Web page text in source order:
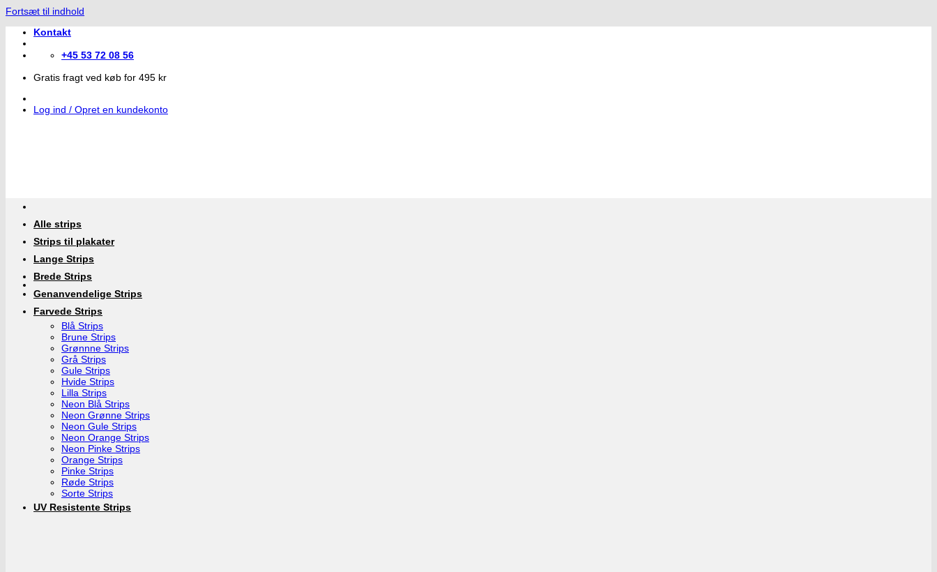
Fortsæt til indhold
Kontakt
+45 53 72 08 56
Gratis fragt ved køb for 495 kr
Log ind / Opret en kundekonto
Alle strips
Strips til plakater
Lange Strips
Brede Strips
Genanvendelige Strips
Farvede Strips
Blå Strips
Brune Strips
Grønnne Strips
Grå Strips
Gule Strips
Hvide Strips
Lilla Strips
Neon Blå Strips
Neon Grønne Strips
Neon Gule Strips
Neon Orange Strips
Neon Pinke Strips
Orange Strips
Pinke Strips
Røde Strips
Sorte Strips
UV Resistente Strips